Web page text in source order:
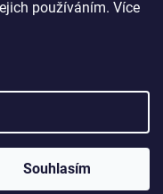
používáním. Více
Souhlasím